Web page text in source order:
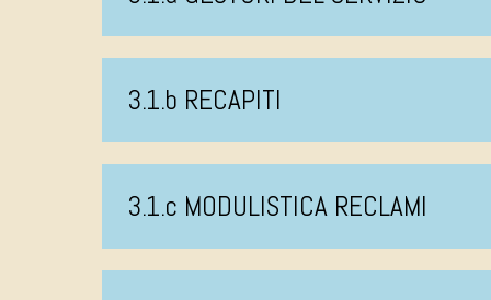
3.1.b RECAPITI
3.1.c MODULISTICA RECLAMI